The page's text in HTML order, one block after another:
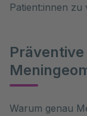
Patient:innen zu
Warum genau